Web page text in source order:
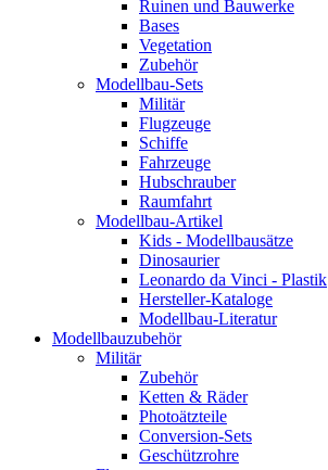
Ruinen und Bauwerke
Bases
Vegetation
Zubehör
Modellbau-Sets
Militär
Flugzeuge
Schiffe
Fahrzeuge
Hubschrauber
Raumfahrt
Modellbau-Artikel
Kids - Modellbausätze
Dinosaurier
Leonardo da Vinci - Plastik
Hersteller-Kataloge
Modellbau-Literatur
Modellbauzubehör
Militär
Zubehör
Ketten & Räder
Photoätzteile
Conversion-Sets
Geschützrohre